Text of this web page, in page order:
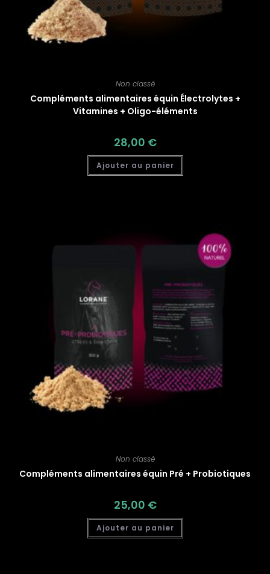
Non classé
Compléments alimentaires équin Électrolytes +
Vitamines + Oligo-éléments
28,00 €
Ajouter au panier
Non classé
Compléments alimentaires équin Pré + Probiotiques
25,00 €
Ajouter au panier